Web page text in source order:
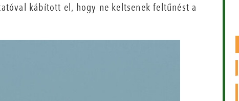
kábított el, hogy ne keltsenek feltűnést a